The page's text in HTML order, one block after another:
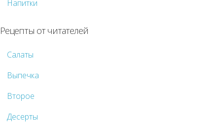
Напитки
Рецепты от читателей
Салаты
Выпечка
Второе
Десерты